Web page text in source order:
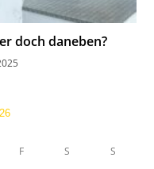
doch daneben?
F S S